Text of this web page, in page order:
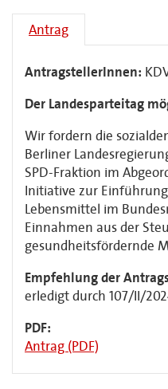
Antrag
AntragstellerInnen:
Der Landesparteitag
Wir fordern die
Berliner
SPD-Fraktion im
Initiative zur
Lebensmittel im
Einnahmen aus der
gesundheitsfördernde
Empfehlung der
erledigt durch 107/II/
PDF:
Antrag (PDF)